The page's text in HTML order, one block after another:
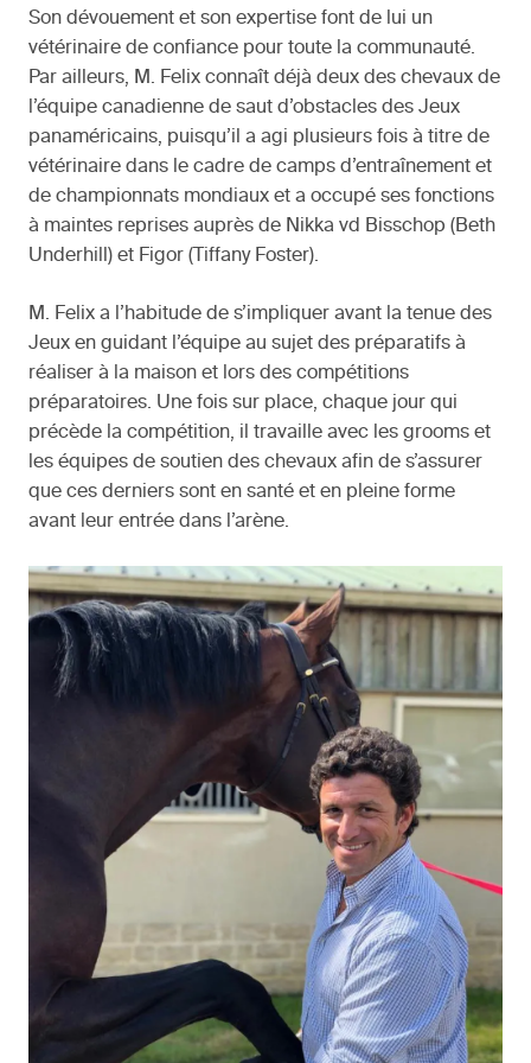
Son dévouement et son expertise font de lui un
vétérinaire de confiance pour toute la communauté.
Par ailleurs, M. Felix connaît déjà deux des chevaux de
l’équipe canadienne de saut d’obstacles des Jeux
panaméricains, puisqu’il a agi plusieurs fois à titre de
vétérinaire dans le cadre de camps d’entraînement et
de championnats mondiaux et a occupé ses fonctions
à maintes reprises auprès de Nikka vd Bisschop (Beth
Underhill) et Figor (Tiffany Foster).
M. Felix a l’habitude de s’impliquer avant la tenue des
Jeux en guidant l’équipe au sujet des préparatifs à
réaliser à la maison et lors des compétitions
préparatoires. Une fois sur place, chaque jour qui
précède la compétition, il travaille avec les grooms et
les équipes de soutien des chevaux afin de s’assurer
que ces derniers sont en santé et en pleine forme
avant leur entrée dans l’arène.